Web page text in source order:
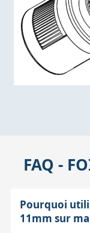
FAQ -
Pourquoi
11mm sur